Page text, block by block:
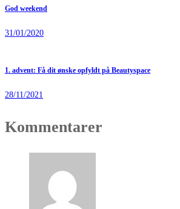
God weekend
31/01/2020
1. advent: Få dit ønske opfyldt på Beautyspace
28/11/2021
Kommentarer